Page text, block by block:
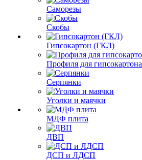
Саморезы
Скобы
Гипсокартон (ГКЛ)
Профиля для гипсокартона
Серпянки
Уголки и маячки
МДФ плита
ДВП
ДСП и ЛДСП